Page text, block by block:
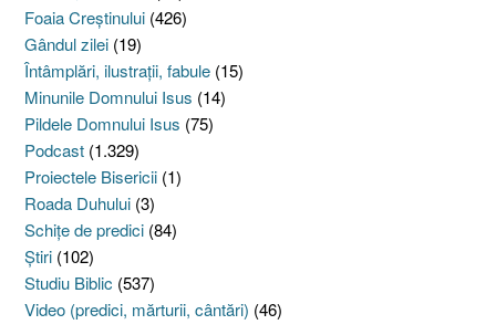
Foaia Creştinului (426)
Gândul zilei (19)
Întâmplări, ilustraţii, fabule (15)
Minunile Domnului Isus (14)
Pildele Domnului Isus (75)
Podcast (1.329)
Proiectele Bisericii (1)
Roada Duhului (3)
Schiţe de predici (84)
Ştiri (102)
Studiu Biblic (537)
Video (predici, mărturii, cântări) (46)